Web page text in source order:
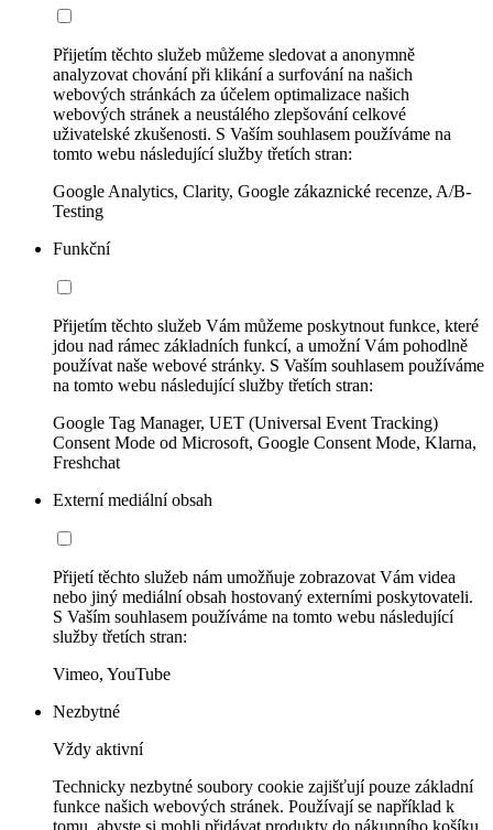
Přijetím těchto služeb můžeme sledovat a anonymně
analyzovat chování při klikání a surfování na našich
webových stránkách za účelem optimalizace našich
webových stránek a neustálého zlepšování celkové
uživatelské zkušenosti. S Vaším souhlasem používáme na
tomto webu následující služby třetích stran:
Google Analytics, Clarity, Google zákaznické recenze, A/B-
Testing
Funkční
Přijetím těchto služeb Vám můžeme poskytnout funkce, které
jdou nad rámec základních funkcí, a umožní Vám pohodlně
používat naše webové stránky. S Vaším souhlasem používáme
na tomto webu následující služby třetích stran:
Google Tag Manager, UET (Universal Event Tracking)
Consent Mode od Microsoft, Google Consent Mode, Klarna,
Freshchat
Externí mediální obsah
Přijetí těchto služeb nám umožňuje zobrazovat Vám videa
nebo jiný mediální obsah hostovaný externími poskytovateli.
S Vaším souhlasem používáme na tomto webu následující
služby třetích stran:
Vimeo, YouTube
Nezbytné
Vždy aktivní
Technicky nezbytné soubory cookie zajišťují pouze základní
funkce našich webových stránek. Používají se například k